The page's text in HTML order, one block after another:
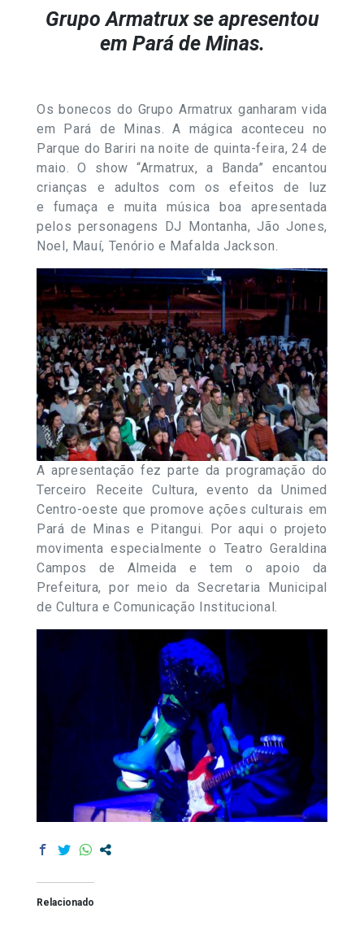
Grupo Armatrux se apresentou
em Pará de Minas.
Os bonecos do Grupo Armatrux ganharam vida
em Pará de Minas. A mágica aconteceu no
Parque do Bariri na noite de quinta-feira,24 de
maio. O show “Armatrux, a Banda” encantou
crianças e adultos com os efeitos de luz
e fumaça e muita música boa apresentada
pelos personagens DJ Montanha, Jão Jones,
Noel, Mauí, Tenório e Mafalda Jackson.
A apresentação fez parte da programação do
Terceiro Receite Cultura, evento da Unimed
Centro-oeste que promove ações culturais em
Pará de Minas e Pitangui. Por aqui o projeto
movimenta especialmente o Teatro Geraldina
Campos de Almeida e tem o apoio da
Prefeitura, por meio da Secretaria Municipal
de Cultura e Comunicação Institucional.
Relacionado